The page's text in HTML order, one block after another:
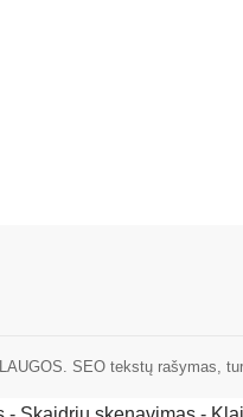
SEO tekstų rašymas,